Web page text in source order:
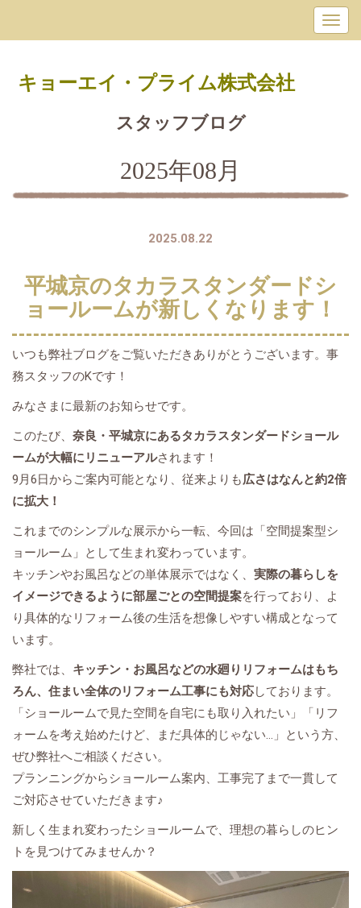
キョーエイ・プライム株式会社
スタッフブログ
2025年08月
2025.08.22
平城京のタカラスタンダードシ
ョールームが新しくなります！
いつも弊社ブログをご覧いただきありがとうございます。事
務スタッフのKです！
みなさまに最新のお知らせです。
このたび、 奈良・平城京にあるタカラスタンダードショール
ームが大幅にリニューアルされます！
9月6日からご案内可能となり、従来よりも広さはなんと約2倍
に拡大！
これまでのシンプルな展示から一転、今回は「空間提案型シ
ョールーム」として生まれ変わっています。
キッチンやお風呂などの単体展示ではなく、 実際の暮らしを
イメージできるように部屋ごとの空間提案を行っており、よ
り具体的なリフォーム後の生活を想像しやすい構成となって
います。
弊社では、 キッチン・お風呂などの水廻りリフォームはもち
ろん、住まい全体のリフォーム工事にも対応しております。
「ショールームで見た空間を自宅にも取り入れたい」「リフ
ォームを考え始めたけど、まだ具体的じゃない…」という方、
ぜひ弊社へご相談ください。
プランニングからショールーム案内、工事完了まで一貫して
ご対応させていただきます♪
新しく生まれ変わったショールームで、理想の暮らしのヒン
トを見つけてみませんか？